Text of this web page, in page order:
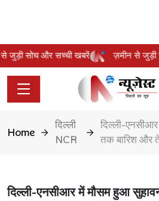
से जुड़ी सोच और सच्ची खबरें ज़मीन से
Home
दिल्ली
NCR
दिल्ली-
तक बारिश और
दिल्ली-एनसीआर में मौसम हुआ